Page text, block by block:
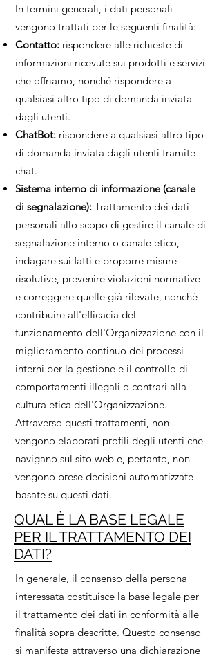
In termini generali, i dati personali
vengono trattati per le seguenti finalità:
Contatto: rispondere alle richieste di
informazioni ricevute sui prodotti e servizi
che offriamo, nonché rispondere a
qualsiasi altro tipo di domanda inviata
dagli utenti.
ChatBot: rispondere a qualsiasi altro tipo
di domanda inviata dagli utenti tramite
chat.
Sistema interno di informazione (canale
di segnalazione): Trattamento dei dati
personali allo scopo di gestire il canale di
segnalazione interno o canale etico,
indagare sui fatti e proporre misure
risolutive, prevenire violazioni normative
e correggere quelle già rilevate, nonché
contribuire all'efficacia del
funzionamento dell'Organizzazione con il
miglioramento continuo dei processi
interni per la gestione e il controllo di
comportamenti illegali o contrari alla
cultura etica dell'Organizzazione.
Attraverso questi trattamenti, non
vengono elaborati profili degli utenti che
navigano sul sito web e, pertanto, non
vengono prese decisioni automatizzate
basate su questi dati.
QUAL È LA BASE LEGALE
PER IL TRATTAMENTO DEI
DATI?
In generale, il consenso della persona
interessata costituisce la base legale per
il trattamento dei dati in conformità alle
finalità sopra descritte. Questo consenso
si manifesta attraverso una dichiarazione